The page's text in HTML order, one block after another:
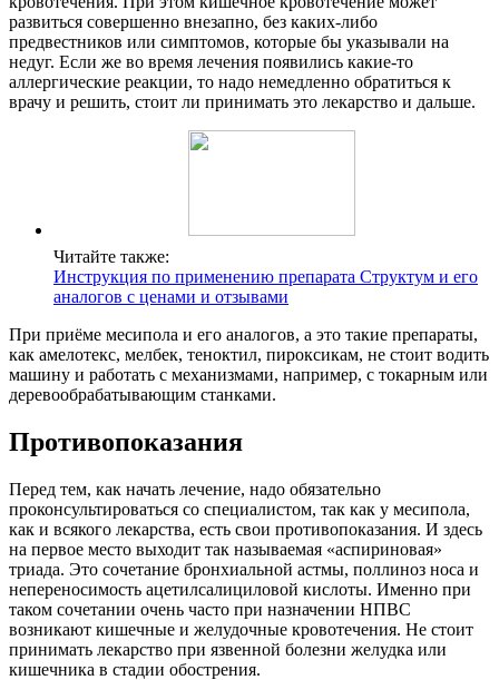
развиться совершенно внезапно, без каких-либо
предвестников или симптомов, которые бы указывали на
недуг. Если же во время лечения появились какие-то
аллергические реакции, то надо немедленно обратиться к
врачу и решить, стоит ли принимать это лекарство и дальше.
Читайте также:
Инструкция по применению препарата Структум и его
аналогов с ценами и отзывами
При приёме месипола и его аналогов, а это такие препараты,
как амелотекс, мелбек, теноктил, пироксикам, не стоит водить
машину и работать с механизмами, например, с токарным или
деревообрабатывающим станками.
Противопоказания
Перед тем, как начать лечение, надо обязательно
проконсультироваться со специалистом, так как у месипола,
как и всякого лекарства, есть свои противопоказания. И здесь
на первое место выходит так называемая «аспириновая»
триада. Это сочетание бронхиальной астмы, поллиноз носа и
непереносимость ацетилсалициловой кислоты. Именно при
таком сочетании очень часто при назначении НПВС
возникают кишечные и желудочные кровотечения. Не стоит
принимать лекарство при язвенной болезни желудка или
кишечника в стадии обострения.